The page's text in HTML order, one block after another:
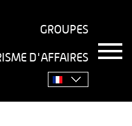
GROUPES
D'AFFAIRES
T
o